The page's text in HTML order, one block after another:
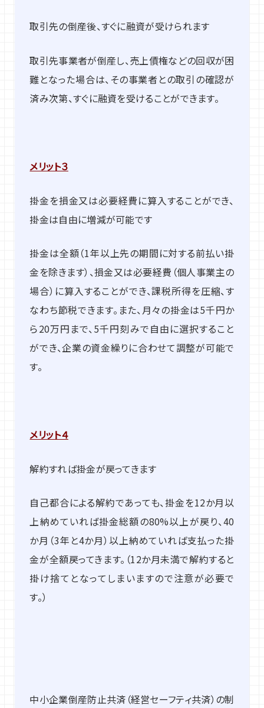
取引先の倒産後、すぐに融資が受けられます
取引先事業者が倒産し、売上債権などの回収が困
難となった場合は、その事業者との取引の確認が
済み次第、すぐに融資を受けることができます。
メリット３
掛金を損金又は必要経費に算入することができ、
掛金は自由に増減が可能です
掛金は全額（1年以上先の期間に対する前払い掛
金を除きます）、損金又は必要経費（個人事業主の
場合）に算入することができ、課税所得を圧縮、す
なわち節税できます。また、月々の掛金は5千円か
ら20万円まで、5千円刻みで自由に選択すること
ができ、企業の資金繰りに合わせて調整が可能で
す。
メリット４
解約すれば掛金が戻ってきます
自己都合による解約であっても、掛金を12か月以
上納めていれば掛金総額の80%以上が戻り、40
か月（3年と4か月）以上納めていれば支払った掛
金が全額戻ってきます。（12か月未満で解約すると
掛け捨てとなってしまいますので注意が必要で
す。）
中小企業倒産防止共済（経営セーフティ共済）の制